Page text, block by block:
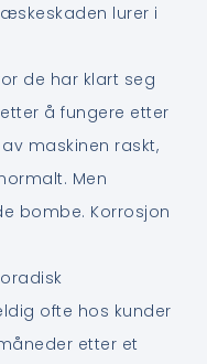
lurer i
de har klart seg
å fungere etter
maskinen raskt,
Men
bombe. Korrosjon
ofte hos kunder
etter et